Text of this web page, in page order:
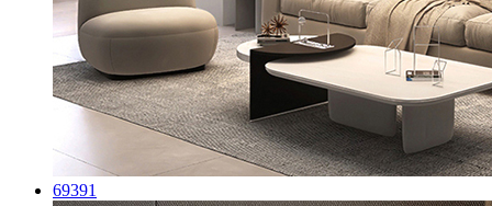
69391